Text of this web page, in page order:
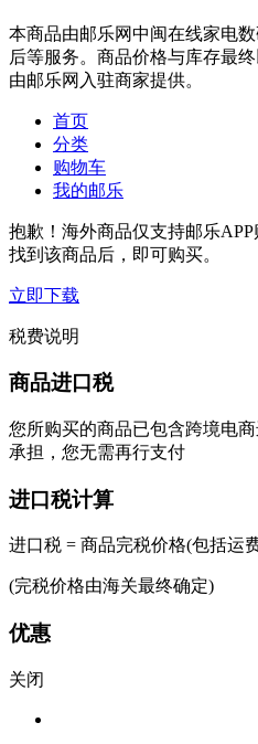
本商品由邮乐网中闽在线家电
后等服务。商品价格与库存最
由邮乐网入驻商家提供。
首页
分类
购物车
我的邮乐
抱歉！海外商品仅支持邮乐
找到该商品后，即可购买。
立即下载
税费说明
商品进口税
您所购买的商品已包含跨境电
承担，您无需再行支付
进口税计算
进口税 = 商品完税价格(包括运
(完税价格由海关最终确定)
优惠
关闭